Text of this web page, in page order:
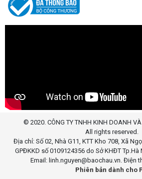
© 2020. CÔNG TY TNHH KINH DOANH
All rights reserved.
Địa chỉ: Số 02, Nhà G11, KTT Kho 708, Xã
GPĐKKD số 0109124356 do Sở KHĐT
Email: linh.nguyen@baochau.vn. Điện
Phiên bản dành cho